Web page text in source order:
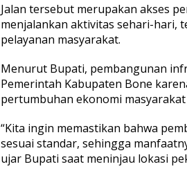
n
J
a
a
n
d
i
u
s
u
n
Jalan tersebut merupakan akses
menjalankan aktivitas sehari-hari,
pelayanan masyarakat.
Menurut Bupati, pembangunan
Pemerintah Kabupaten Bone
pertumbuhan ekonomi
“Kita ingin memastikan bahwa
sesuai standar, sehingga
ujar Bupati saat meninjau lokasi